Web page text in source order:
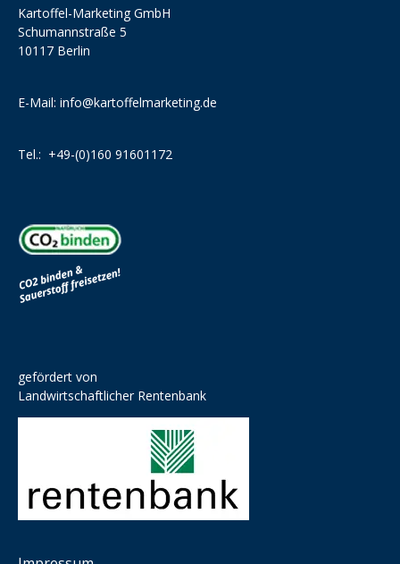
Kartoffel-Marketing GmbH
Schumannstraße 5
10117 Berlin
E-Mail: info@kartoffelmarketing.de
Tel.: +49-(0)160 91601172
gefördert von
Landwirtschaftlicher Rentenbank